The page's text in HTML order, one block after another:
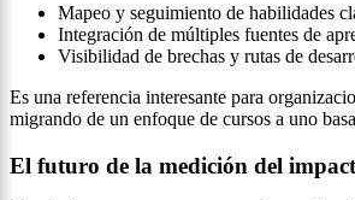
Mapeo y seguimiento de habilidades
Integración de múltiples fuentes de
Visibilidad de brechas y rutas de
Es una referencia interesante para
migrando de un enfoque de cursos a uno
El futuro de la medición del